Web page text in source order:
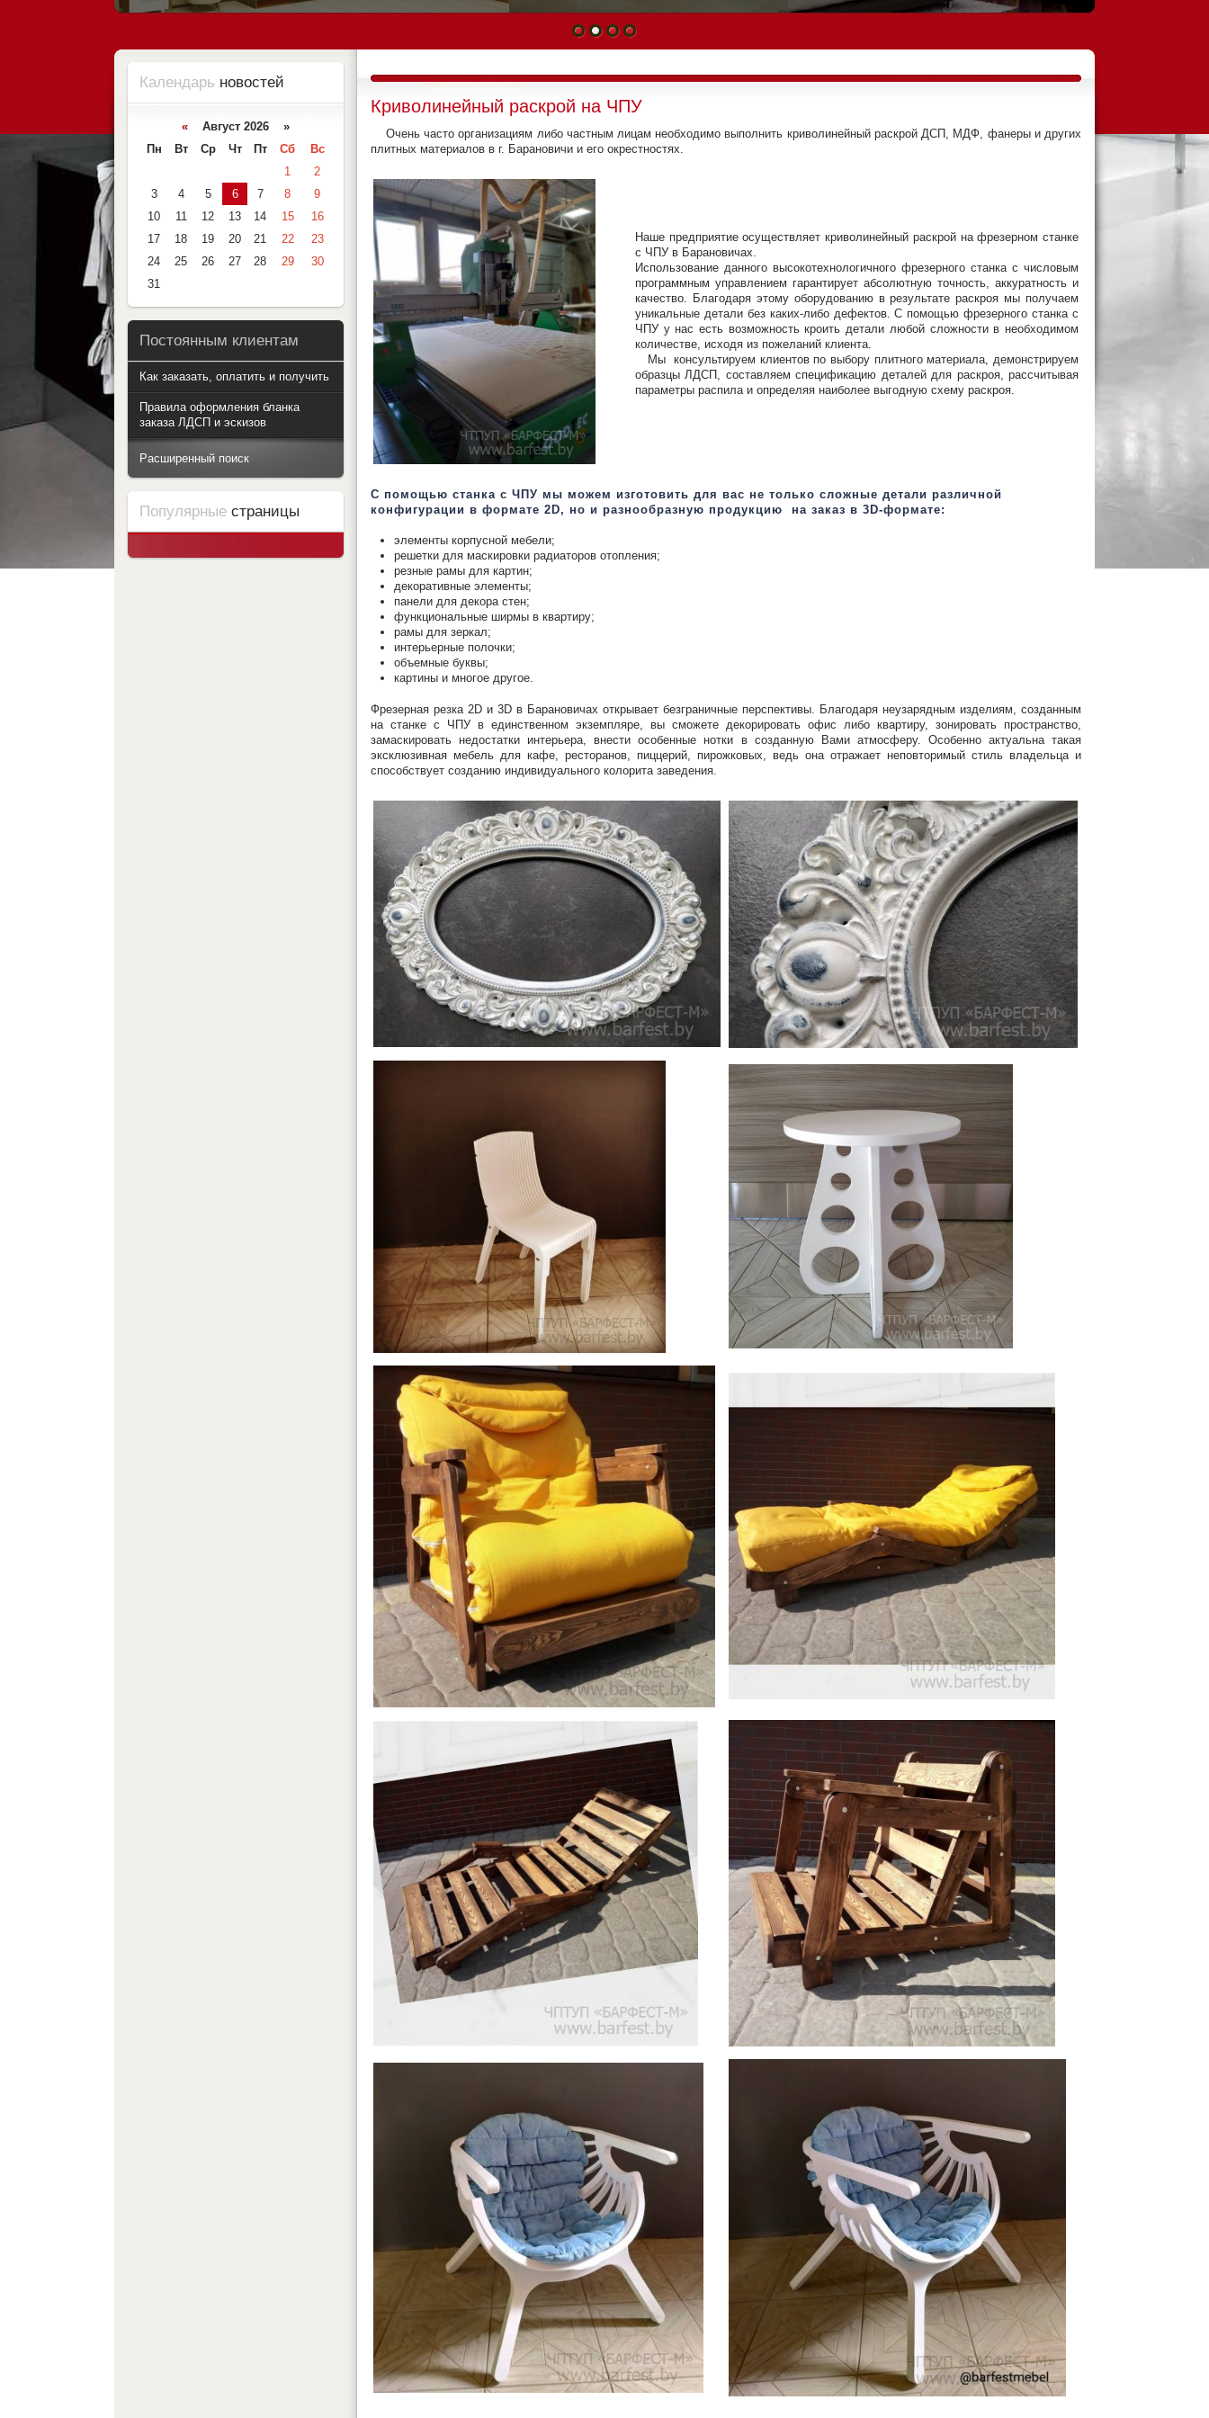
1 2 3 4
Криволинейный раскрой на ЧПУ
Очень часто организациям либо частным лицам необходимо выполнить криволинейный раскрой ДСП, МДФ, фанеры и других
плитных материалов в г. Барановичи и его окрестностях.
Наше предприятие осуществляет криволинейный раскрой на фрезерном станке
с ЧПУ в Барановичах.
Использование данного высокотехнологичного фрезерного станка с числовым
программным управлением гарантирует абсолютную точность, аккуратность и
качество. Благодаря этому оборудованию в результате раскроя мы получаем
уникальные детали без каких-либо дефектов. С помощью фрезерного станка с
ЧПУ у нас есть возможность кроить детали любой сложности в необходимом
количестве, исходя из пожеланий клиента.
Мы консультируем клиентов по выбору плитного материала, демонстрируем
образцы ЛДСП, составляем спецификацию деталей для раскроя, рассчитывая
параметры распила и определяя наиболее выгодную схему раскроя.
С помощью станка c ЧПУ мы можем изготовить для вас не только сложные детали различной
конфигурации в формате 2D, но и разнообразную продукцию на заказ в 3D-формате:
элементы корпусной мебели;
решетки для маскировки радиаторов отопления;
резные рамы для картин;
декоративные элементы;
панели для декора стен;
функциональные ширмы в квартиру;
рамы для зеркал;
интерьерные полочки;
объемные буквы;
картины и многое другое.
Фрезерная резка 2D и 3D в Барановичах открывает безграничные перспективы. Благодаря неузарядным изделиям, созданным
на станке с ЧПУ в единственном экземпляре, вы сможете декорировать офис либо квартиру, зонировать пространство,
замаскировать недостатки интерьера, внести особенные нотки в созданную Вами атмосферу. Особенно актуальна такая
эксклюзивная мебель для кафе, ресторанов, пиццерий, пирожковых, ведь она отражает неповторимый стиль владельца и
способствует созданию индивидуального колорита заведения.
Календарь новостей
« Август 2026 »
Пн
Вт Ср Чт Пт Сб
Вс
1
2
3
4 5 6 7 8
9
10
11 12 13 14 15
16
17
18 19 20 21 22
23
24
25 26 27 28 29
30
31
Постоянным клиентам
Как заказать, оплатить и получить
Правила оформления бланка
заказа ЛДСП и эскизов
Расширенный поиск
Популярные страницы